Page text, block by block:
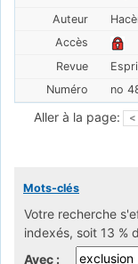
no
Aller à la page:
Mots-clés
Votre recherche
indexés, soit 13 %
Avec :